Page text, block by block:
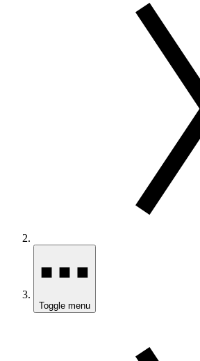
Toggle menu